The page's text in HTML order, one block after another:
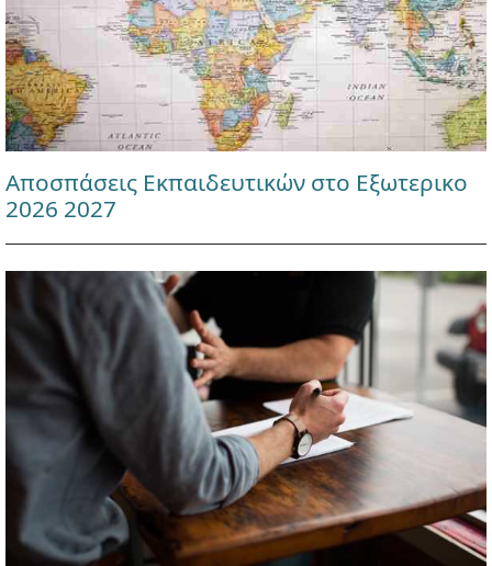
Αποσπάσεις Εκπαιδευτικών στο Εξωτερικο
2026 2027